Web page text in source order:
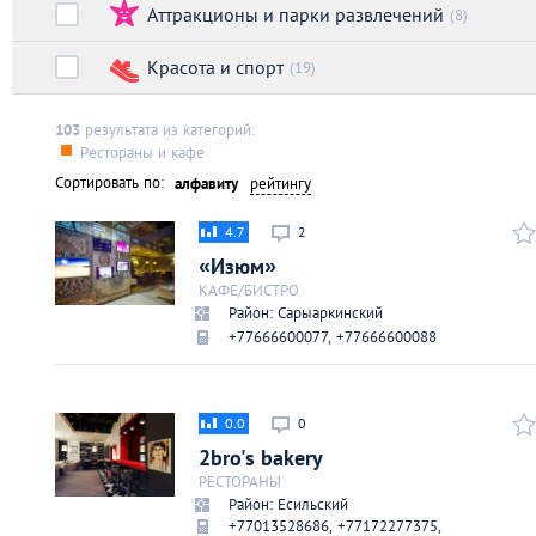
Киев
Лондон
Лос-Анджелес
Париж
Паттайя
Пхукет
Санкт-Петербург
Аттракционы и парки развлечений (8)
Красота и спорт (19)
103 результата из категорий:
Рестораны и кафе
Сортировать по: алфавиту рейтингу
2
4.7
«Изюм»
КАФЕ/БИСТРО
Район: Сарыаркинский
+77666600077, +77666600088
0
0.0
2bro's bakery
РЕСТОРАНЫ
Район: Есильский
+77013528686, +77172277375,